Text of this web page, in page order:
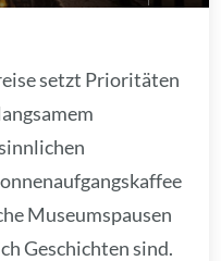
setzt Prioritäten
Museumspausen
Geschichten sind.